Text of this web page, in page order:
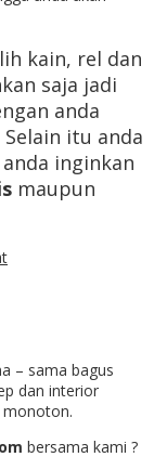
kain, rel dan
saja jadi
anda
itu anda
inginkan
maupun
– sama bagus
dan interior
monoton.
bersama kami ?